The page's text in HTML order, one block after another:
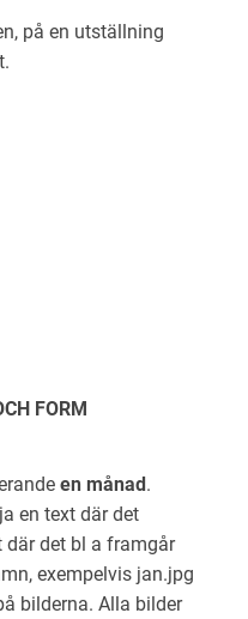
på en utställning
FORM
en månad.
en text där det
där det bl a framgår
exempelvis jan.jpg
bilderna. Alla bilder